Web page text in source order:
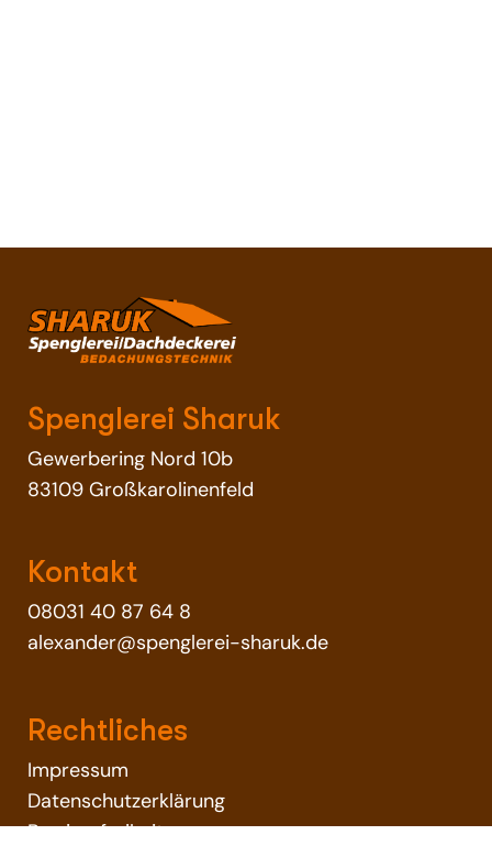
Spenglerei Sharuk
Gewerbering Nord 10b
83109 Großkarolinenfeld
Kontakt
08031 40 87 64 8
alexander@spenglerei-sharuk.de
Rechtliches
Impressum
Datenschutzerklärung
Barrierefreiheit